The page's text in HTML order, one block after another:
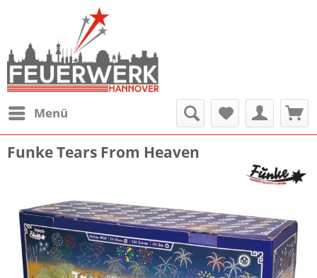
Menü
Funke Tears From Heaven